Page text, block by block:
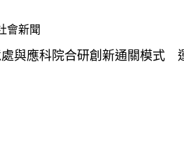
會新聞
與應科院合研創新通關模式